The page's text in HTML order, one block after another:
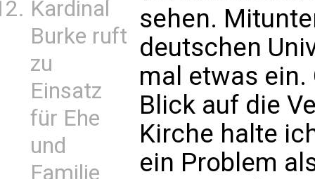
Kardinal
Burke ruft
zu
Einsatz
für Ehe
und
Familie
sehen.
deutschen
mal etwas ein.
Blick auf die
Kirche halte
ein Problem